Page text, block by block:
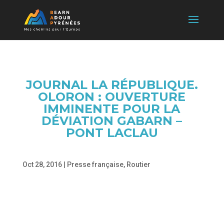
JOURNAL LA RÉPUBLIQUE.
OLORON : OUVERTURE
IMMINENTE POUR LA
DÉVIATION GABARN –
PONT LACLAU
Oct 28, 2016| Presse française, Routier